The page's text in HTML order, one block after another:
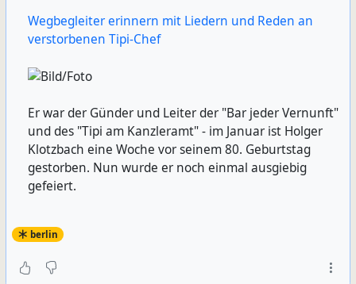
Wegbegleiter erinnern mit Liedern und Reden an
verstorbenen Tipi-Chef
Er war der Günder und Leiter der "Bar jeder Vernunft"
und des "Tipi am Kanzleramt" - im Januar ist Holger
Klotzbach eine Woche vor seinem 80. Geburtstag
gestorben. Nun wurde er noch einmal ausgiebig
gefeiert.
berlin